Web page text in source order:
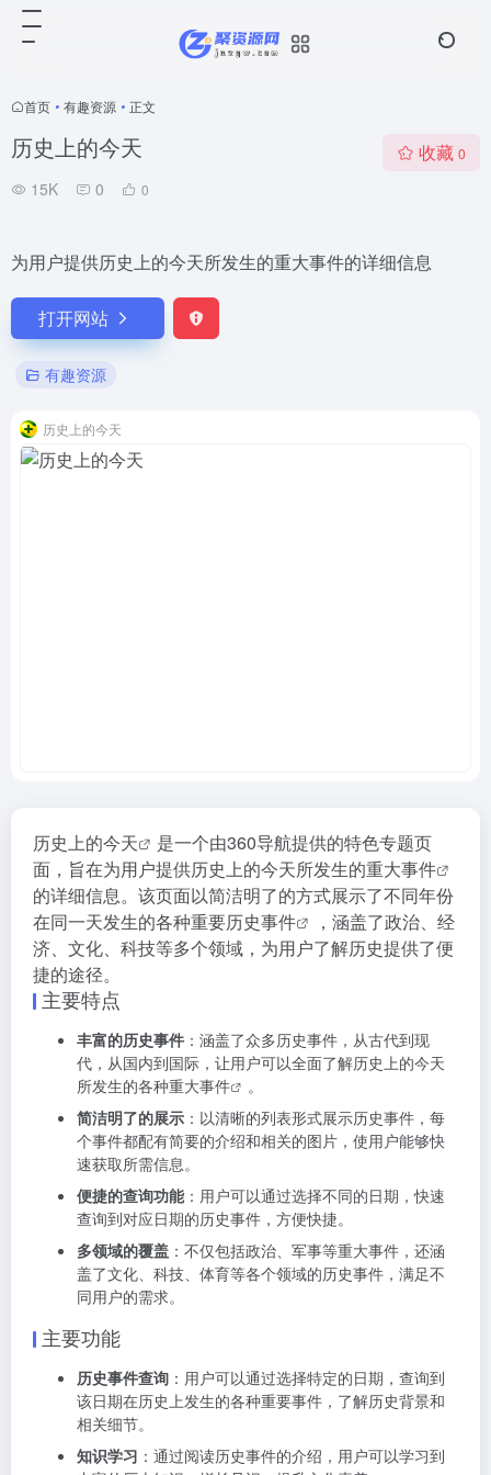
首页 • 有趣资源 • 正文
历史上的今天
15K 0 0
收藏 0
为用户提供历史上的今天所发生的重大事件的详细信息
打开网站
有趣资源
历史上的今天
历史上的今天
是一个由360导航提供的特色专题页
面，旨在为用户提供历史上的今天所发生的重大事件
的详细信息。该页面以简洁明了的方式展示了不同年份
在同一天发生的各种重要历史事件
，涵盖了政治、经
济、文化、科技等多个领域，为用户了解历史提供了便
捷的途径。
主要特点
丰富的历史事件 ：涵盖了众多历史事件，从古代到现
代，从国内到国际，让用户可以全面了解历史上的今天
所发生的各种重大事件
。
简洁明了的展示 ：以清晰的列表形式展示历史事件，每
个事件都配有简要的介绍和相关的图片，使用户能够快
速获取所需信息。
便捷的查询功能：用户可以通过选择不同的日期，快速
查询到对应日期的历史事件，方便快捷。
多领域的覆盖 ：不仅包括政治、军事等重大事件，还涵
盖了文化、科技、体育等各个领域的历史事件，满足不
同用户的需求。
主要功能
历史事件查询 ：用户可以通过选择特定的日期，查询到
该日期在历史上发生的各种重要事件，了解历史背景和
相关细节。
知识学习 ：通过阅读历史事件的介绍，用户可以学习到